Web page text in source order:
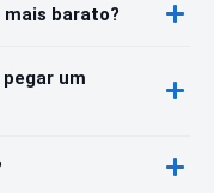
mais barato?
um